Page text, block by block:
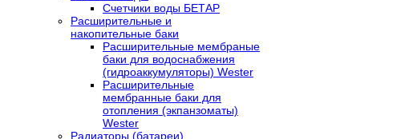
Счетчики воды БЕТАР
Расширительные и
накопительные баки
Расширительные мембраные
баки для водоснабжения
(гидроаккумуляторы) Wester
Расширительные
мембранные баки для
отопления (экпанзоматы)
Wester
Радиаторы (батареи)